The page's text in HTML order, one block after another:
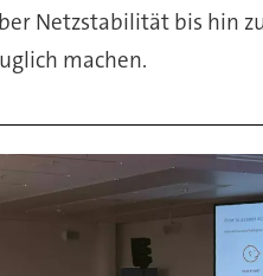
Netzstabilität bis hin
machen.